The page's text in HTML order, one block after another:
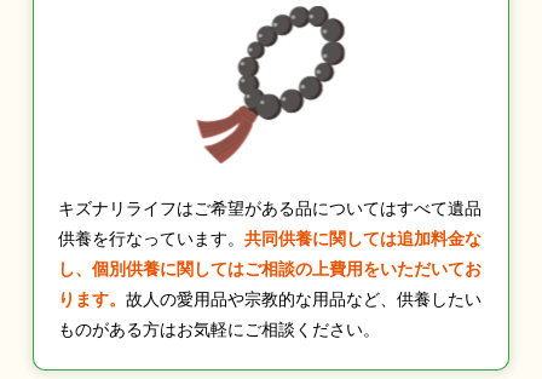
キズナリライフはご希望がある品についてはすべて遺品
供養を行なっています。 共同供養に関しては追加料金な
し、個別供養に関してはご相談の上費用をいただいてお
ります。 故人の愛用品や宗教的な用品など、供養したい
ものがある方はお気軽にご相談ください。